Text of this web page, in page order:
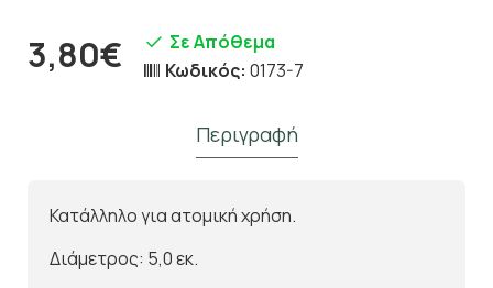
3,80€
Σε Απόθεμα
Κωδικός: 0173-7
Περιγραφή
Κατάλληλο για ατομική χρήση.
Διάμετρος: 5,0 εκ.